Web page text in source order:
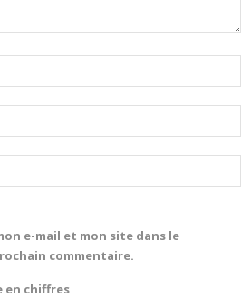
e-mail et mon site dans le
commentaire.
en chiffres